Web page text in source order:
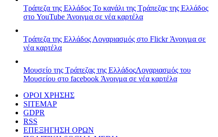
Τράπεζα της Ελλάδος Το κανάλι της Τράπεζας της Ελλάδος
στο YouTube Άνοιγμα σε νέα καρτέλα
Τράπεζα της Ελλάδος Λογαριασμός στο FlickrΆνοιγμα σε
νέα καρτέλα
Μουσείο της Τράπεζας της ΕλλάδοςΛογαριασμός του
Μουσείου στο facebook Άνοιγμα σε νέα καρτέλα
ΟΡΟΙ ΧΡΗΣΗΣ
SITEMAP
GDPR
RSS
ΕΠΕΞΗΓΗΣΗ ΟΡΩΝ